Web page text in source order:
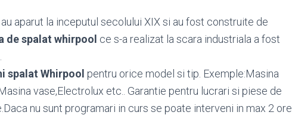
au aparut la inceputul secolului XIX si au fost construite de
de spalat whirpool ce s-a realizat la scara industriala a fost
spalat Whirpool pentru orice model si tip. Exemple:Masina
vase,Electrolux etc.. Garantie pentru lucrari si piese de
nu sunt programari in curs se poate interveni in max 2 ore.